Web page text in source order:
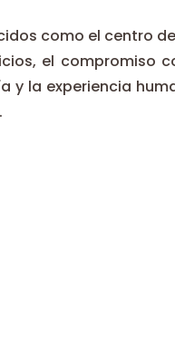
como el centro
el compromiso
y la experiencia